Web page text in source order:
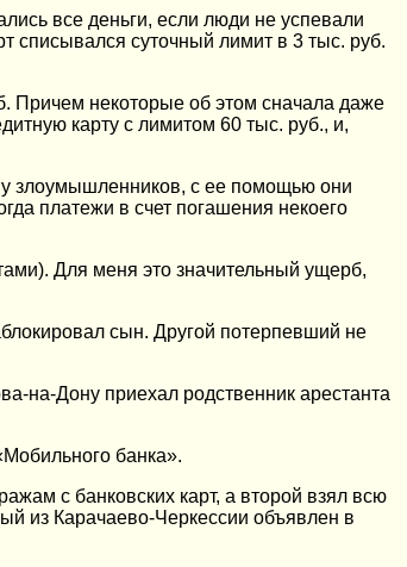
все деньги, если люди не успевали
списывался суточный лимит в 3 тыс. руб.
Причем некоторые об этом сначала даже
карту с лимитом 60 тыс. руб., и,
у злоумышленников, с ее помощью они
платежи в счет погашения некоего
Для меня это значительный ущерб,
сын. Другой потерпевший не
на-Дону приехал родственник арестанта
банка».
с банковских карт, а второй взял всю
из Карачаево-Черкессии объявлен в